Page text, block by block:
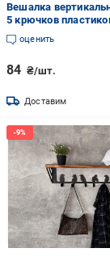
Вешалка
5 крючков
Коричневый
оценить
84 ₴/шт.
Доставим